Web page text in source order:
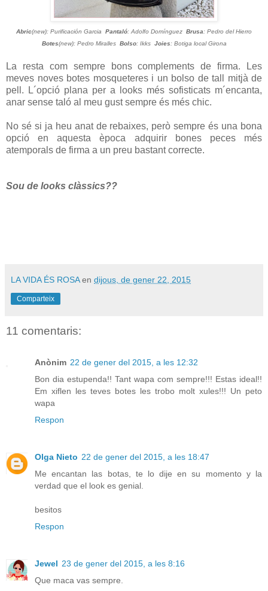
Abric(new): Purificación Garcia Pantaló: Adolfo Domínguez Brusa: Pedro del Hierro
Botes(new): Pedro Miralles Bolso: Ikks Joies: Botiga local Girona
La resta com sempre bons complements de firma. Les
meves noves botes mosqueteres i un bolso de tall mitjà de
pell. L´opció plana per a looks més sofisticats m´encanta,
anar sense taló al meu gust sempre és més chic.
No sé si ja heu anat de rebaixes, però sempre és una bona
opció en aquesta època adquirir bones peces més
atemporals de firma a un preu bastant correcte.
Sou de looks clàssics??
LA VIDA ÉS ROSA en dijous, de gener 22, 2015
Comparteix
11 comentaris:
Anònim 22 de gener del 2015, a les 12:32
Bon dia estupenda!! Tant wapa com sempre!!! Estas ideal!!
Em xiflen les teves botes les trobo molt xules!!! Un peto
wapa
Respon
Olga Nieto 22 de gener del 2015, a les 18:47
Me encantan las botas, te lo dije en su momento y la
verdad que el look es genial.
besitos
Respon
Jewel 23 de gener del 2015, a les 8:16
Que maca vas sempre.